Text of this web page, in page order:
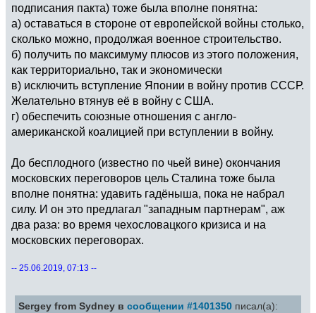
подписания пакта) тоже была вполне понятна:
а) оставаться в стороне от европейской войны столько,
сколько можно, продолжая военное строительство.
б) получить по максимуму плюсов из этого положения,
как территориально, так и экономически
в) исключить вступление Японии в войну против СССР.
Желательно втянув её в войну с США.
г) обеспечить союзные отношения с англо-
американской коалицией при вступлении в войну.
До бесплодного (известно по чьей вине) окончания
московских переговоров цель Сталина тоже была
вполне понятна: удавить гадёныша, пока не набрал
силу. И он это предлагал "западным партнерам", аж
два раза: во время чехословацкого кризиса и на
московских переговорах.
-- 25.06.2019, 07:13 --
Sergey from Sydney в сообщении #1401350 писал(а):